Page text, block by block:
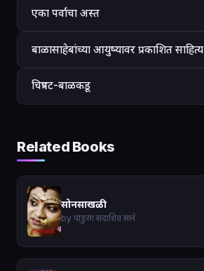
एका पर्वाचा अस्त
बाळासाहेबांच्या आयुष्यावर प्रकाशित साहित्य
चित्रपट-बाळकडू
Related Books
सोनसाखळी
by पांडुरंग सदाशिव साने